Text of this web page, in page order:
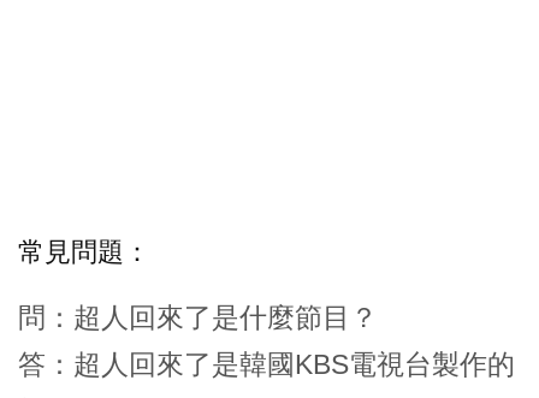
常見問題：
問：超人回來了是什麼節目？
答：超人回來了是韓國KBS電視台製作的